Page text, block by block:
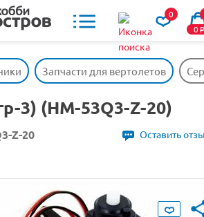
0
0o
Запчасти для вертолетов
3) (HM-53Q3-Z-20)
Z-20
Оставить